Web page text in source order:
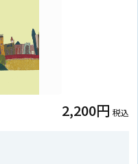
2,200円 税込